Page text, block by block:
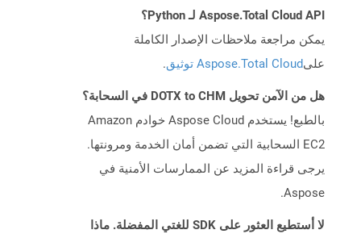
Aspose.Total Cloud API لـ Python؟
يمكن مراجعة ملاحظات الإصدار الكاملة
علىAspose.Total Cloud توثيق .
هل من الآمن تحويل DOTX to CHM في السحابة؟
بالطبع! يستخدم Aspose Cloud خوادم Amazon
EC2 السحابية التي تضمن أمان الخدمة ومرونتها.
يرجى قراءة المزيد عن الممارسات الأمنية في
Aspose.
لا أستطيع العثور على SDK للغتي المفضلة. ماذا